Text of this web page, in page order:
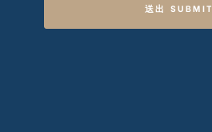
送出 SUBMIT